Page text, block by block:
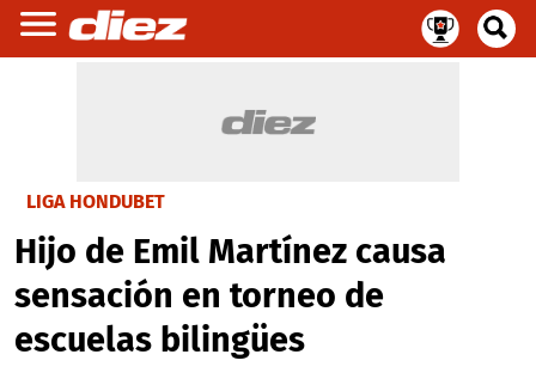
LIGA HONDUBET
Hijo de Emil Martínez causa
sensación en torneo de
escuelas bilingües